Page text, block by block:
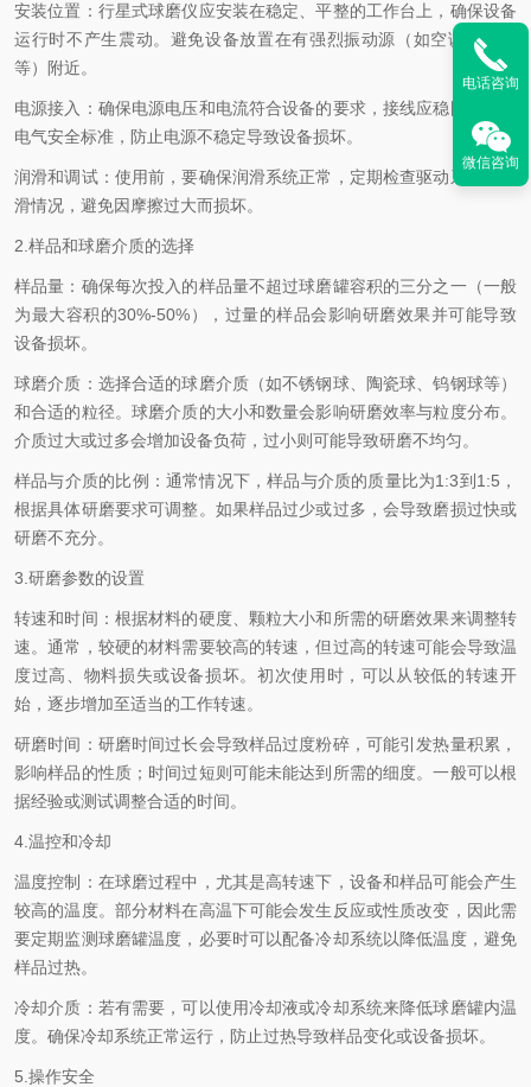
安装位置：行星式球磨仪应安装在稳定、平整的工作台上，确保设备
运行时不产生震动。避免设备放置在有强烈振动源（如空调、风机
等）附近。
电源接入：确保电源电压和电流符合设备的要求，接线应稳固且符合
电气安全标准，防止电源不稳定导致设备损坏。
润滑和调试：使用前，要确保润滑系统正常，定期检查驱动系统的润
滑情况，避免因摩擦过大而损坏。
2.样品和球磨介质的选择
样品量：确保每次投入的样品量不超过球磨罐容积的三分之一（一般
为最大容积的30%-50%），过量的样品会影响研磨效果并可能导致
设备损坏。
球磨介质：选择合适的球磨介质（如不锈钢球、陶瓷球、钨钢球等）
和合适的粒径。球磨介质的大小和数量会影响研磨效率与粒度分布。
介质过大或过多会增加设备负荷，过小则可能导致研磨不均匀。
样品与介质的比例：通常情况下，样品与介质的质量比为1:3到1:5，
根据具体研磨要求可调整。如果样品过少或过多，会导致磨损过快或
研磨不充分。
3.研磨参数的设置
转速和时间：根据材料的硬度、颗粒大小和所需的研磨效果来调整转
速。通常，较硬的材料需要较高的转速，但过高的转速可能会导致温
度过高、物料损失或设备损坏。初次使用时，可以从较低的转速开
始，逐步增加至适当的工作转速。
研磨时间：研磨时间过长会导致样品过度粉碎，可能引发热量积累，
影响样品的性质；时间过短则可能未能达到所需的细度。一般可以根
据经验或测试调整合适的时间。
4.温控和冷却
温度控制：在球磨过程中，尤其是高转速下，设备和样品可能会产生
较高的温度。部分材料在高温下可能会发生反应或性质改变，因此需
要定期监测球磨罐温度，必要时可以配备冷却系统以降低温度，避免
样品过热。
冷却介质：若有需要，可以使用冷却液或冷却系统来降低球磨罐内温
度。确保冷却系统正常运行，防止过热导致样品变化或设备损坏。
5.操作安全
电话咨询
微信咨询